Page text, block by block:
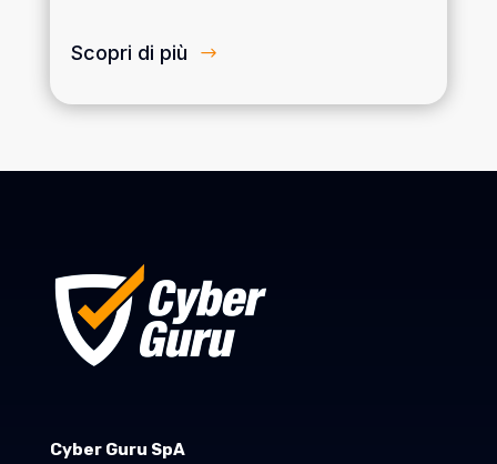
Scopri di più
Cyber Guru SpA